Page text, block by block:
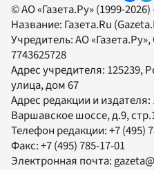
© АО «Газета.Ру» (1999-
Название: Газета.Ru
Учредитель:АО «Газета.Ру»,
7743625728
Адрес учредителя: 125239,
улица, дом 67
Адрес редакции и издателя:
Варшавское шоссе, д.9,
Телефон редакции:+7 (495)
Факс:+7 (495) 785-17-01
Электронная почта: